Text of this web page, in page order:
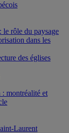
le rôle du paysage
dans les
des églises
: montréalité et
Laurent